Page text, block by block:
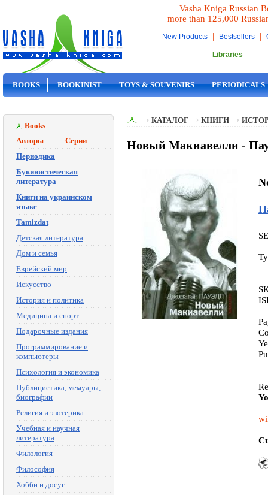
Vasha Kniga Russian
more than 125,000
New Products | Bestsellers |
Libraries
BOOKS BOOKINIST TOYS & SOUVENIRS PERIODICALS
Books
Авторы
Серии
Периодика
Букинистическая
литература
Книги на украинском
языке
Tamizdat
Детская литература
Дом и семья
Еврейский мир
Искусство
История и политика
Медицина и спорт
Подарочные издания
Программирование и
компьютеры
Психология и экономика
Публицистика, мемуары,
биографии
Религия и эзотерика
Учебная и научная
литература
Филология
Философия
Хобби и досуг
КАТАЛОГ КНИГИ
Новый Макиавелли -